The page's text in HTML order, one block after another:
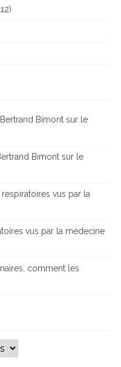
Bimont sur le
Bimont sur le
vus par la
vus par la médecine
comment les